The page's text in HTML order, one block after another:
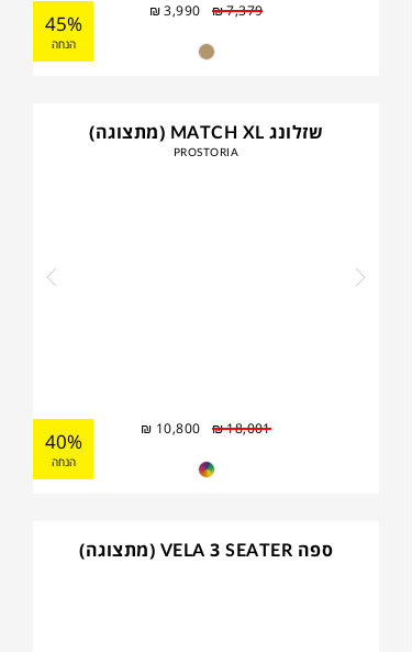
₪7,379
₪3,990
45%
הנחה
שזלונג MATCH XL (מתצוגה)
PROSTORIA
₪18,001
₪ 10,800
40%
הנחה
ספה VELA 3 SEATER (מתצוגה)